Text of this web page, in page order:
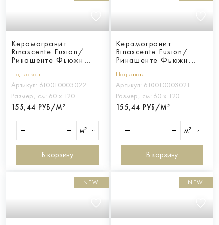
Керамогранит
Rinascente Fusion/
Ринашенте Фьюжн
Под заказ
Артикул: 610010003022
Размер, см: 60 х 120
155,44 РУБ/М²
м²
В корзину
Керамогранит
Rinascente Fusion/
Ринашенте Фьюжн
Под заказ
Артикул: 610010003021
Размер, см: 60 х 120
155,44 РУБ/М²
м²
В корзину
NEW NEW